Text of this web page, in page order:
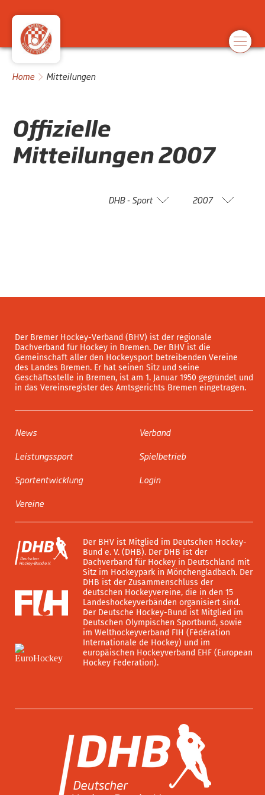
Home Mitteilungen
Offizielle
Mitteilungen2007
DHB - Sport 2007
Der Bremer Hockey-Verband (BHV) ist der regionale
Dachverband für Hockey in Bremen. Der BHV ist die
Gemeinschaft aller den Hockeysport betreibenden Vereine
des Landes Bremen. Er hat seinen Sitz und seine
Geschäftsstelle in Bremen, ist am 1. Januar 1950 gegründet und
in das Vereinsregister des Amtsgerichts Bremen eingetragen.
News
Leistungssport
Sportentwicklung
Vereine
Verband
Spielbetrieb
Login
Der BHV ist Mitglied im Deutschen Hockey-
Bund e. V. (DHB). Der DHB ist der
Dachverband für Hockey in Deutschland mit
Sitz im Hockeypark in Mönchengladbach. Der
DHB ist der Zusammenschluss der
deutschen Hockeyvereine, die in den 15
Landeshockeyverbänden organisiert sind.
Der Deutsche Hockey-Bund ist Mitglied im
Deutschen Olympischen Sportbund, sowie
im Welthockeyverband FIH (Fédération
Internationale de Hockey) und im
europäischen Hockeyverband EHF (European
Hockey Federation).